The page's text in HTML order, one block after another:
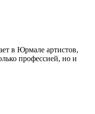
в Юрмале артистов,
профессией, но и